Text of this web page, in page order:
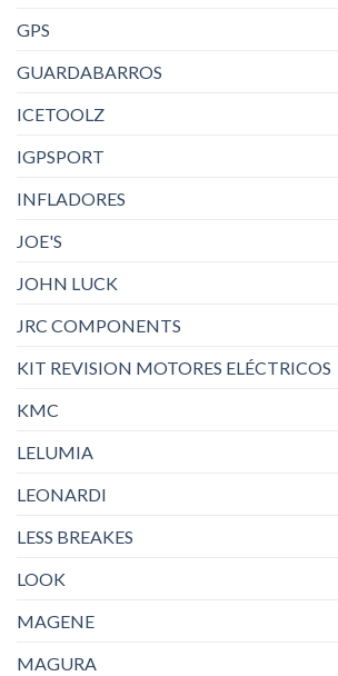
GPS
GUARDABARROS
ICETOOLZ
IGPSPORT
INFLADORES
JOE'S
JOHN LUCK
JRC COMPONENTS
KIT REVISION MOTORES ELÉCTRICOS
KMC
LELUMIA
LEONARDI
LESS BREAKES
LOOK
MAGENE
MAGURA